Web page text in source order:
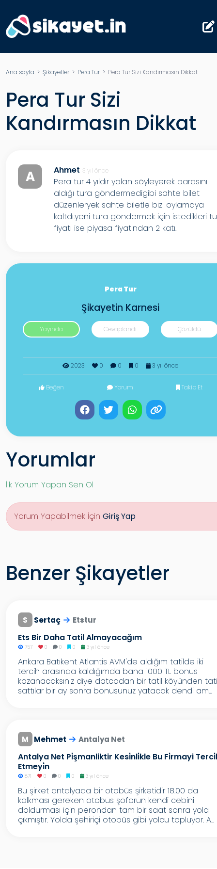
Ana sayfa > Şikayetler> Pera Tur> Pera Tur Sizi Kandırmasın Dikkat
Pera Tur Sizi
Kandırmasın Dikkat
A Ahmet 3 yıl önce
Pera tur 4 yıldır yalan söyleyerek parasını
aldığı tura göndermedigibi sahte bilet
düzenleryek sahte biletle bizi oylamaya
kaltdı.yeni tura göndermek için istedikleri
fiyatı ise piyasa fiyatından 2 katı.
Pera Tur
Şikayetin Karnesi
Yayında Cevaplandı Çözüldü
2023 0 0 0 3 yıl önce
Beğen Yorum Takip Et
Yorumlar
İlk Yorum Yapan Sen Ol
Yorum Yapabilmek İçin Giriş Yap
Benzer Şikayetler
S Sertaç Etstur
Ets Bir Daha Tatil Almayacağım
757 0 0 0 3 yıl önce
Ankara Batıkent Atlantis AVM'de aldığım tatilde iki
tercih arasında kaldığımda bana 1000 TL bonus
kazanacaksınız diye datcadan bir tatil köyünden
sattılar bir ay sonra bonusunuz yatacak dendi am...
M Mehmet Antalya Net
Antalya Net Pi̇şmanliktir Kesi̇nli̇kle Bu Fi̇rmayi
Etmeyi̇n
871 0 0 0 3 yıl önce
Bu şirket antalyada bir otobüs şirketidir 18.00 da
kalkması gereken otobüs şöforün kendi cebini
doldurması için perondan tam bir saat sonra yola
çıkmıştır. Yolda şehiriçi otobüs gibi yolcu topluyor. A...